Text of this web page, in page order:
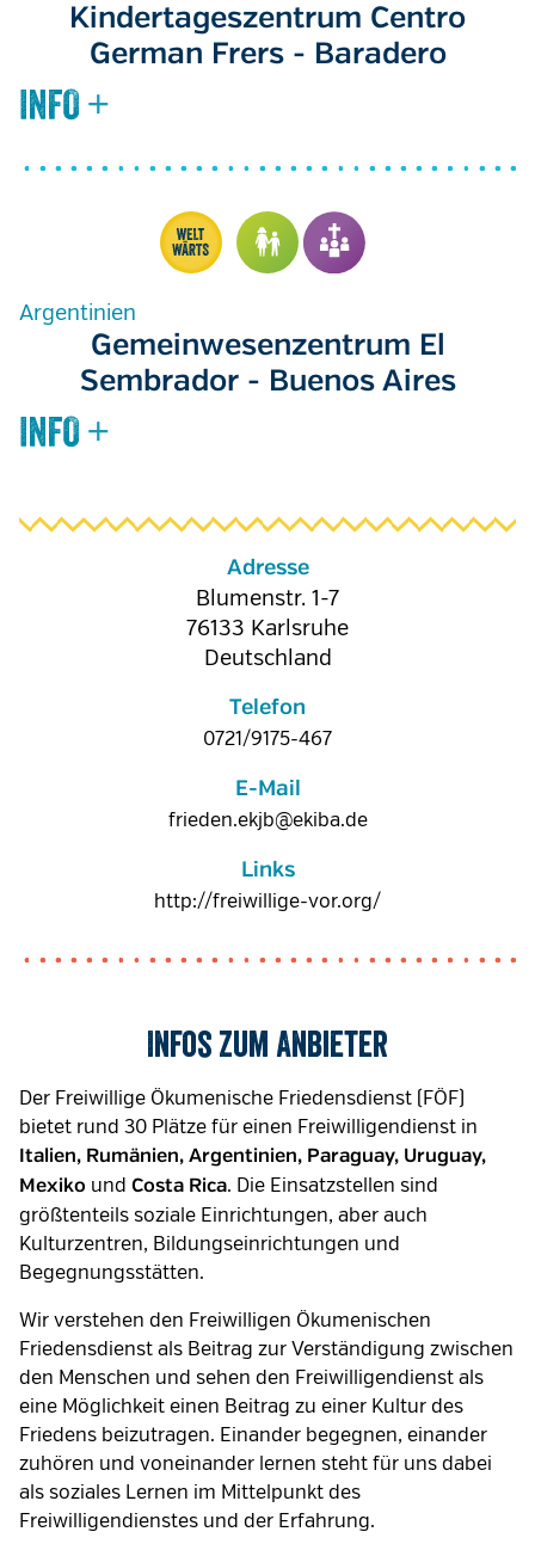
Kindertageszentrum Centro
German Frers - Baradero
Argentinien
Gemeinwesenzentrum El
Sembrador - Buenos Aires
Adresse
Blumenstr. 1-7
76133 Karlsruhe
Deutschland
Telefon
0721/9175-467
E-Mail
frieden.ekjb@ekiba.de
Links
http://freiwillige-vor.org/
Infos zum Anbieter
Der Freiwillige Ökumenische Friedensdienst (FÖF)
bietet rund 30 Plätze für einen Freiwilligendienst in
Italien, Rumänien, Argentinien, Paraguay, Uruguay,
Mexiko und Costa Rica. Die Einsatzstellen sind
größtenteils soziale Einrichtungen, aber auch
Kulturzentren, Bildungseinrichtungen und
Begegnungsstätten.
Wir verstehen den Freiwilligen Ökumenischen
Friedensdienst als Beitrag zur Verständigung zwischen
den Menschen und sehen den Freiwilligendienst als
eine Möglichkeit einen Beitrag zu einer Kultur des
Friedens beizutragen. Einander begegnen, einander
zuhören und voneinander lernen steht für uns dabei
als soziales Lernen im Mittelpunkt des
Freiwilligendienstes und der Erfahrung.